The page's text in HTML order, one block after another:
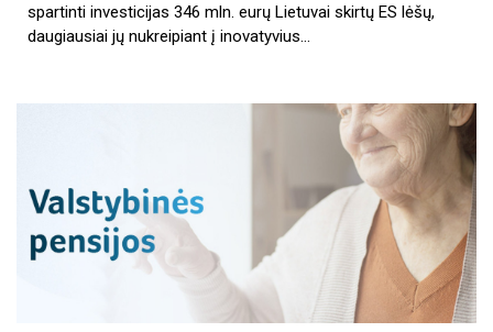
spartinti investicijas 346 mln. eurų Lietuvai skirtų ES lėšų,
daugiausiai jų nukreipiant į inovatyvius…